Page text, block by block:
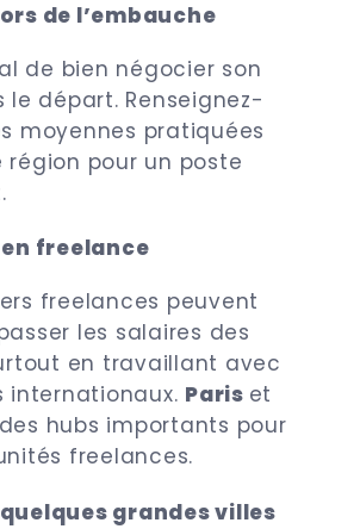
de l’embauche
de bien négocier son
le départ. Renseignez-
moyennes pratiquées
région pour un poste
freelance
freelances peuvent
les salaires des
en travaillant avec
internationaux. Paris et
hubs importants pour
freelances.
grandes villes